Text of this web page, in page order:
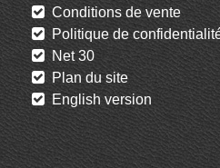
Conditions de vente
Politique de
Net 30
Plan du site
English version